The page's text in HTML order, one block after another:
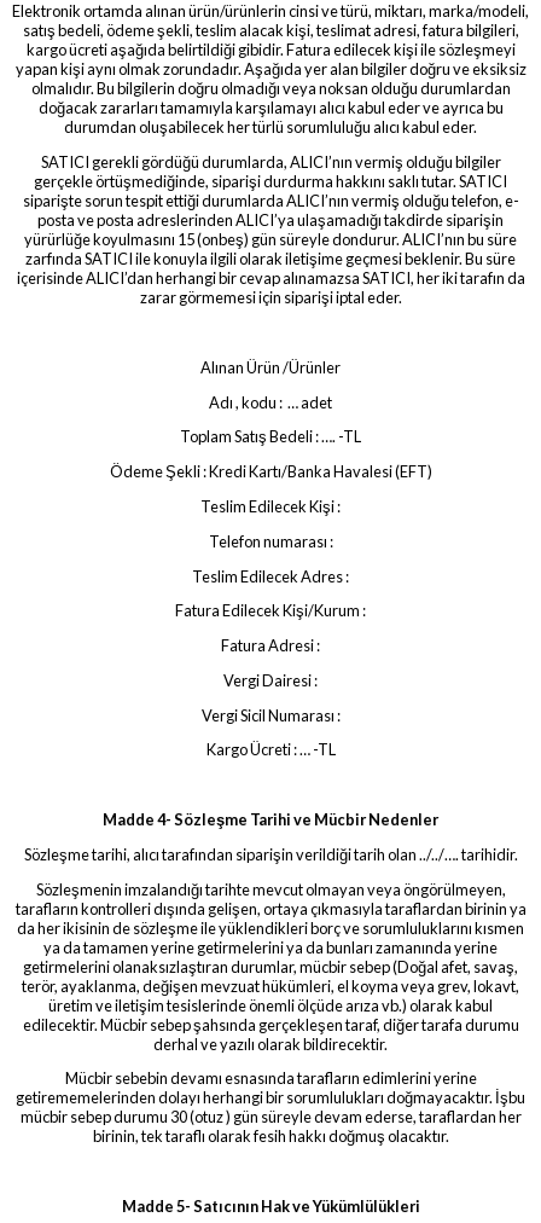
Elektronik ortamda alınan ürün/ürünlerin cinsi ve türü, miktarı, marka/modeli,
satış bedeli, ödeme şekli, teslim alacak kişi, teslimat adresi, fatura bilgileri,
kargo ücreti aşağıda belirtildiği gibidir. Fatura edilecek kişi ile sözleşmeyi
yapan kişi aynı olmak zorundadır. Aşağıda yer alan bilgiler doğru ve eksiksiz
olmalıdır. Bu bilgilerin doğru olmadığı veya noksan olduğu durumlardan
doğacak zararları tamamıyla karşılamayı alıcı kabul eder ve ayrıca bu
durumdan oluşabilecek her türlü sorumluluğu alıcı kabul eder.
SATICI gerekli gördüğü durumlarda, ALICI’nın vermiş olduğu bilgiler
gerçekle örtüşmediğinde, siparişi durdurma hakkını saklı tutar. SATICI
siparişte sorun tespit ettiği durumlarda ALICI’nın vermiş olduğu telefon, e-
posta ve posta adreslerinden ALICI’ya ulaşamadığı takdirde siparişin
yürürlüğe koyulmasını 15 (onbeş) gün süreyle dondurur. ALICI’nın bu süre
zarfında SATICI ile konuyla ilgili olarak iletişime geçmesi beklenir. Bu süre
içerisinde ALICI’dan herhangi bir cevap alınamazsa SATICI, her iki tarafın da
zarar görmemesi için siparişi iptal eder.
Alınan Ürün /Ürünler
Adı , kodu : … adet
Toplam Satış Bedeli : …. -TL
Ödeme Şekli : Kredi Kartı/Banka Havalesi (EFT)
Teslim Edilecek Kişi :
Telefon numarası :
Teslim Edilecek Adres :
Fatura Edilecek Kişi/Kurum :
Fatura Adresi :
Vergi Dairesi :
Vergi Sicil Numarası :
Kargo Ücreti : … -TL
Madde 4- Sözleşme Tarihi ve Mücbir Nedenler
Sözleşme tarihi, alıcı tarafından siparişin verildiği tarih olan ../../…. tarihidir.
Sözleşmenin imzalandığı tarihte mevcut olmayan veya öngörülmeyen,
tarafların kontrolleri dışında gelişen, ortaya çıkmasıyla taraflardan birinin ya
da her ikisinin de sözleşme ile yüklendikleri borç ve sorumluluklarını kısmen
ya da tamamen yerine getirmelerini ya da bunları zamanında yerine
getirmelerini olanaksızlaştıran durumlar, mücbir sebep (Doğal afet, savaş,
terör, ayaklanma, değişen mevzuat hükümleri, el koyma veya grev, lokavt,
üretim ve iletişim tesislerinde önemli ölçüde arıza vb.) olarak kabul
edilecektir. Mücbir sebep şahsında gerçekleşen taraf, diğer tarafa durumu
derhal ve yazılı olarak bildirecektir.
Mücbir sebebin devamı esnasında tarafların edimlerini yerine
getirememelerinden dolayı herhangi bir sorumlulukları doğmayacaktır. İşbu
mücbir sebep durumu 30 (otuz ) gün süreyle devam ederse, taraflardan her
birinin, tek taraflı olarak fesih hakkı doğmuş olacaktır.
Madde 5- Satıcının Hak ve Yükümlülükleri